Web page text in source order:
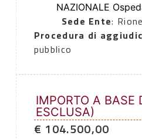
NAZIONALE
Sede Ente:
Procedura di
pubblico
IMPORTO A BASE
ESCLUSA)
€ 104.500,00